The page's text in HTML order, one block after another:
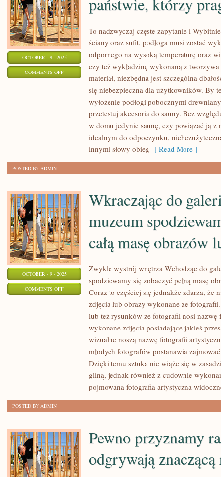
OCTOBER - 9 - 2025
COMMENTS OFFON
DEWELOPERÓW
To nadzwyczaj częste zapytanie i
ściany oraz sufit, podłoga musi zostać
odpornego na wysoką temperaturę oraz
czy też wykładzinę wykonaną z
materiał, niezbędna jest szczególna
się niebezpieczna dla użytkowników. By
wyłożenie podłogi pobocznymi
przetestuj akcesoria do sauny. Bez
w domu jedynie saunę, czy powiązać ją z
idealnym do odpoczynku,
innymi słowy obieg [ Read More ]
POSTED BY ADMIN
OCTOBER - 9 - 2025
COMMENTS OFFON
WKRACZAJĄC
SPODZIEWAMY
UJRZEĆ
CAŁĄ
OBRAZÓW
LUB
TEŻ
RZEŹB
Wkraczając do
muzeum
całą masę obrazów
Zwykle wystrój wnętrza Wchodząc do
spodziewamy się zobaczyć pełną masę
Coraz to częściej się jednakże zdarza, że
zdjęcia lub obrazy wykonane ze
lub też rysunków ze fotografii nosi
wykonane zdjęcia posiadające jakieś
wizualne noszą nazwę fotografii
młodych fotografów postanawia
Dzięki temu sztuka nie wiąże się w
gliną, jednak również z cudownie
pojmowana fotografia artystyczna
POSTED BY ADMIN
Pewno przyznamy
odgrywają znaczącą